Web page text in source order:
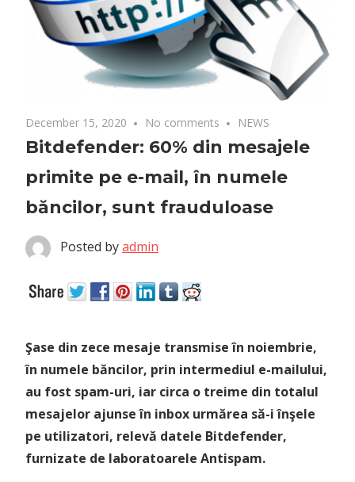
December 15, 2020 No comments NEWS
Bitdefender: 60% din mesajele
primite pe e-mail, în numele
băncilor, sunt frauduloase
Posted byadmin
Şase din zece mesaje transmise în noiembrie,
în numele băncilor, prin intermediul e-mailului,
au fost spam-uri, iar circa o treime din totalul
mesajelor ajunse în inbox urmărea să-i înşele
pe utilizatori, relevă datele Bitdefender,
furnizate de laboratoarele Antispam.